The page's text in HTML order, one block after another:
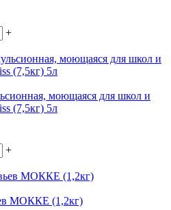
+
моющаяся для школ и
(7,5кг) 5л
+
МОККЕ (1,2кг)